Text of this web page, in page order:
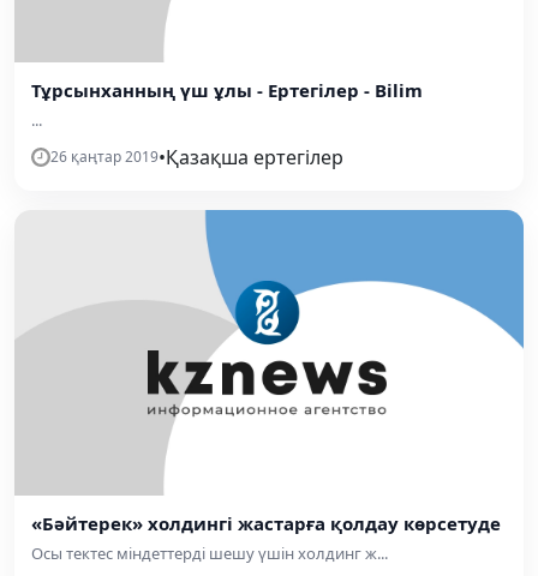
Тұрсынханның үш ұлы - Ертегілер - Bilim
...
26 қаңтар 2019•Қазақша ертегілер
«Бәйтерек» холдингі жастарға қолдау көрсетуде
Осы тектес міндеттерді шешу үшін холдинг ж...